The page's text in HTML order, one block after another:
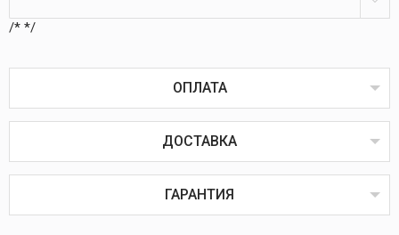
/* */
ОПЛАТА
онлайн или через терминал в пунктах выдачи,
наличным или безналичным расчётом, через
ДОСТАВКА
ГАРАНТИЯ